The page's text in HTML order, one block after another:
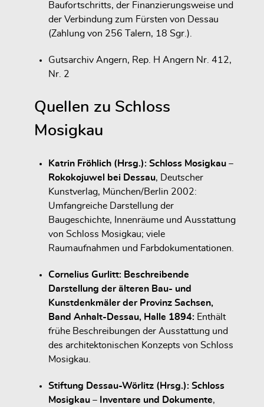
Baufortschritts, der Finanzierungsweise und
der Verbindung zum Fürsten von Dessau
(Zahlung von 256 Talern, 18 Sgr.).
Gutsarchiv Angern, Rep. H Angern Nr. 412,
Nr. 2
Quellen zu Schloss
Mosigkau
Katrin Fröhlich (Hrsg.): Schloss Mosigkau –
Rokokojuwel bei Dessau, Deutscher
Kunstverlag, München/Berlin 2002:
Umfangreiche Darstellung der
Baugeschichte, Innenräume und Ausstattung
von Schloss Mosigkau; viele
Raumaufnahmen und Farbdokumentationen.
Cornelius Gurlitt: Beschreibende
Darstellung der älteren Bau- und
Kunstdenkmäler der Provinz Sachsen,
Band Anhalt-Dessau, Halle 1894: Enthält
frühe Beschreibungen der Ausstattung und
des architektonischen Konzepts von Schloss
Mosigkau.
Stiftung Dessau-Wörlitz (Hrsg.): Schloss
Mosigkau – Inventare und Dokumente,